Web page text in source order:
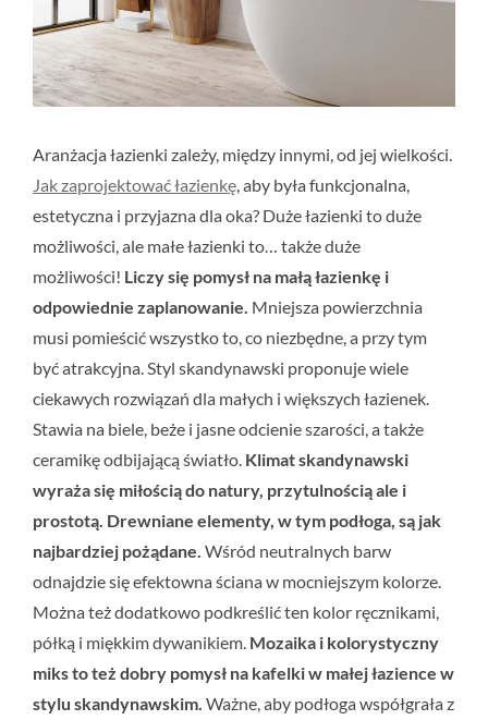
Aranżacja łazienki zależy, między innymi, od jej wielkości.
Jak zaprojektować łazienkę, aby była funkcjonalna,
estetyczna i przyjazna dla oka? Duże łazienki to duże
możliwości, ale małe łazienki to… także duże
możliwości! Liczy się pomysł na małą łazienkę i
odpowiednie zaplanowanie. Mniejsza powierzchnia
musi pomieścić wszystko to, co niezbędne, a przy tym
być atrakcyjna. Styl skandynawski proponuje wiele
ciekawych rozwiązań dla małych i większych łazienek.
Stawia na biele, beże i jasne odcienie szarości, a także
ceramikę odbijającą światło. Klimat skandynawski
wyraża się miłością do natury, przytulnością ale i
prostotą. Drewniane elementy, w tym podłoga, są jak
najbardziej pożądane. Wśród neutralnych barw
odnajdzie się efektowna ściana w mocniejszym kolorze.
Można też dodatkowo podkreślić ten kolor ręcznikami,
półką i miękkim dywanikiem. Mozaika i kolorystyczny
miks to też dobry pomysł na kafelki w małej łazience w
stylu skandynawskim. Ważne, aby podłoga współgrała z